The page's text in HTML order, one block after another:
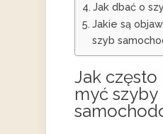
Jak dbać o
Jakie są
szyb
Jak często
myć szyby